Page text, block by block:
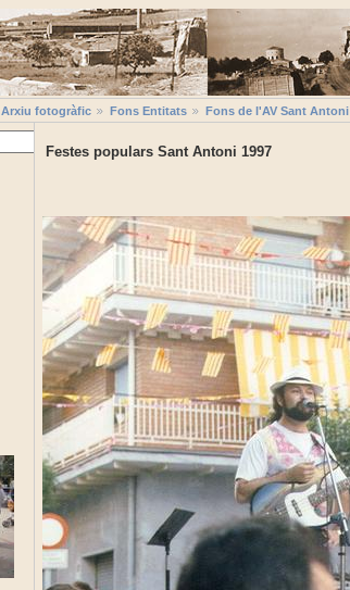
Arxiu fotogràfic Fons Entitats Fons de l'AV Sant Antoni
Festes populars Sant Antoni 1997